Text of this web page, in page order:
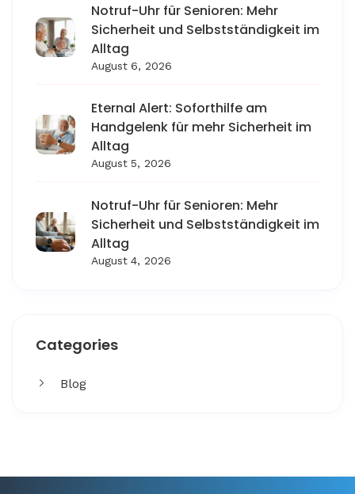
Notruf-Uhr für Senioren: Mehr
Sicherheit und Selbstständigkeit im
Alltag
August 6, 2026
Eternal Alert: Soforthilfe am
Handgelenk für mehr Sicherheit im
Alltag
August 5, 2026
Notruf-Uhr für Senioren: Mehr
Sicherheit und Selbstständigkeit im
Alltag
August 4, 2026
Categories
Blog